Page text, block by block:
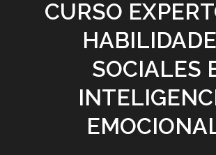
CURSO
SOCIALES